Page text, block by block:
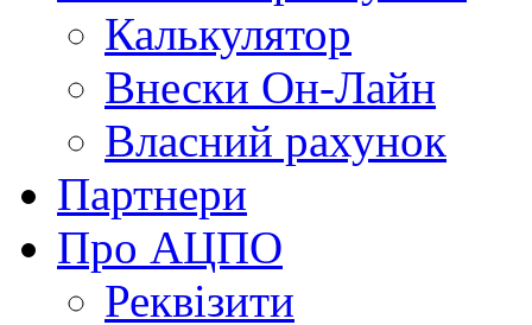
Калькулятор
Внески Он-Лайн
Власний рахунок
Партнери
Про АЦПО
Реквізити